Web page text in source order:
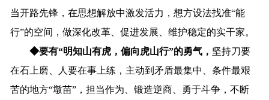
当开路先锋，在思想解放中激发活力，想方设法找准“能
行”的空间，做深化改革、促进发展、维护稳定的实干家。
◆要有“明知山有虎，偏向虎山行”的勇气， 坚持刀要
在石上磨、人要在事上练，主动到矛盾最集中、条件最艰
苦的地方“墩苗”，担当作为、锻造逆商、勇于斗争，不断